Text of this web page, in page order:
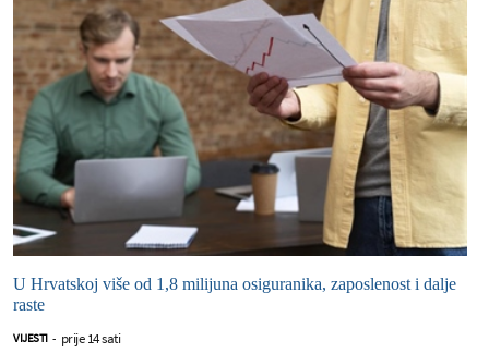
U Hrvatskoj više od 1,8 milijuna osiguranika, zaposlenost i dalje
raste
VIJESTI - prije 14 sati